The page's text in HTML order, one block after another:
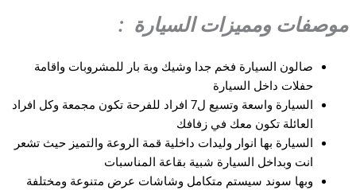
موصفات ومميزات السيارة :
صالون السيارة فخم جدا وشيك وبة بار للمشروبات واقامة
حفلات داخل السيارة
السيارة واسعة وتسيع ل7 افراد للفرحة تكون مجمعة وكل افراد
العائلة تكون معك في زفافك
السيارة بها انوار وليدات داخلية قمة الروعة والتميز حيث تشعر
انت وبداخل السيارة شبية بقاعة المناسبات
وبها سوند سيستم متكامل وشاشات عرض متنوعة ومختلفة